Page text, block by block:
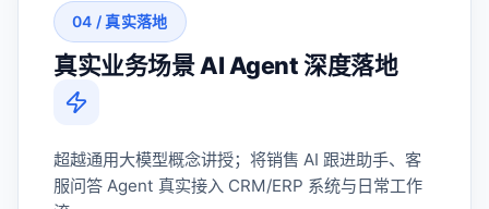
04 / 真实落地
真实业务场景 AI Agent 深度落地
超越通用大模型概念讲授；将销售 AI 跟进助手、客
服问答 Agent 真实接入 CRM/ERP 系统与日常工作